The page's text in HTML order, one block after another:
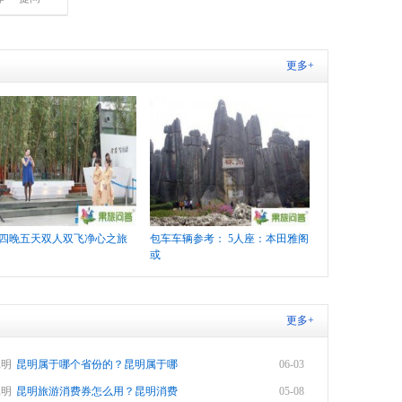
更多+
晚五天双人双飞净心之旅
包车车辆参考： 5人座：本田雅阁
或
更多+
昆明属于哪个省份的？昆明属于哪 06-03
昆明旅游消费券怎么用？昆明消费 05-08